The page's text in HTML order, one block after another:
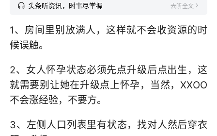
头条听资讯，时事尽掌握 去听全文
1、房间里别放满人，这样就不会收资源的时
候误触。
2、女人怀孕状态必须先点升级后点出生，这
就需要别让她在升级点上怀孕，当然，XXOO
不会涨经验，不要方。
3、左侧人口列表里有状态，找对人然后穿衣